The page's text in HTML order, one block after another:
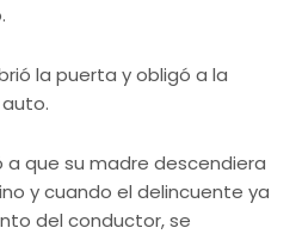
la puerta y obligó a la
a que su madre descendiera
y cuando el delincuente ya
del conductor, se